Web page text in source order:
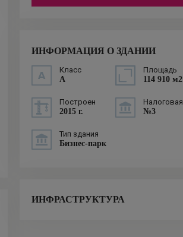
ИНФОРМАЦИЯ О ЗДАНИИ
Класс
A
Площадь
114 910 м2
Построен
2015 г.
Налоговая
№3
Тип здания
Бизнес-парк
ИНФРАСТРУКТУРА